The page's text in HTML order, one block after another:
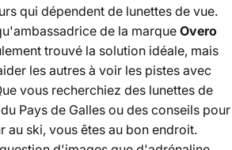
qui dépendent de lunettes de vue.
de la marque Overo
trouvé la solution idéale, mais
les autres à voir les pistes avec
vous recherchiez des lunettes de
Pays de Galles ou des conseils pour
au ski, vous êtes au bon endroit.